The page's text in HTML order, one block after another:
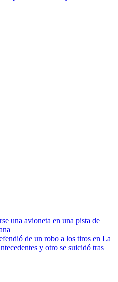
una avioneta en una pista de
de un robo a los tiros en La
y otro se suicidó tras